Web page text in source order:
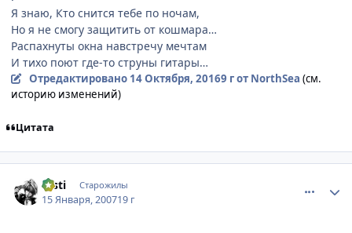
Я знаю, Кто снится тебе по ночам,
Но я не смогу защитить от кошмара…
Распахнуты окна навстречу мечтам
И тихо поют где-то струны гитары…
Отредактировано 14 Октября, 20169 гот NorthSea (см.
историю изменений)
Цитата
msti Старожилы
15 Января, 200719 г